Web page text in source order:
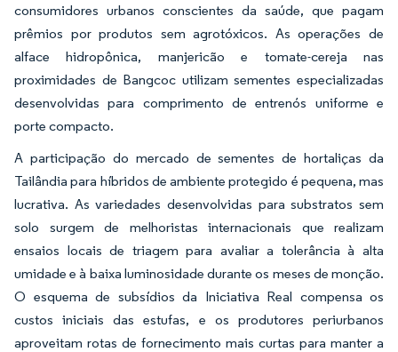
consumidores urbanos conscientes da saúde, que pagam
prêmios por produtos sem agrotóxicos. As operações de
alface hidropônica, manjericão e tomate-cereja nas
proximidades de Bangcoc utilizam sementes especializadas
desenvolvidas para comprimento de entrenós uniforme e
porte compacto.
A participação do mercado de sementes de hortaliças da
Tailândia para híbridos de ambiente protegido é pequena, mas
lucrativa. As variedades desenvolvidas para substratos sem
solo surgem de melhoristas internacionais que realizam
ensaios locais de triagem para avaliar a tolerância à alta
umidade e à baixa luminosidade durante os meses de monção.
O esquema de subsídios da Iniciativa Real compensa os
custos iniciais das estufas, e os produtores periurbanos
aproveitam rotas de fornecimento mais curtas para manter a